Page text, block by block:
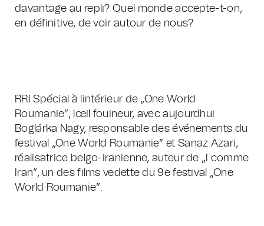
davantage au repli? Quel monde accepte-t-on,
en définitive, de voir autour de nous?
RRI Spécial à lintérieur de „One World
Roumanie”, lœil fouineur, avec aujourdhui
Boglárka Nagy, responsable des événements du
festival „One World Roumanie” et Sanaz Azari,
réalisatrice belgo-iranienne, auteur de „I comme
Iran”, un des films vedette du 9e festival „One
World Roumanie”.